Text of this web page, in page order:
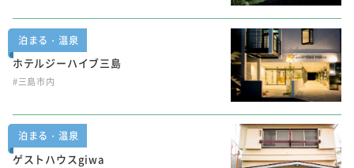
泊まる・温泉
ホテルジーハイブ三島
#三島市内
泊まる・温泉
ゲストハウスgiwa